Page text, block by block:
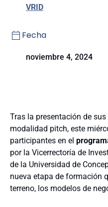
VRID
Fecha
noviembre 4, 2024
Tras la presentación de
modalidad pitch, este
participantes en el
por la Vicerrectoría de
de la Universidad de
nueva etapa de formación
terreno, los modelos de